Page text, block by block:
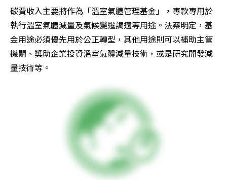
碳費收入主要將作為「溫室氣體管理基金」，專款專用於
執行溫室氣體減量及氣候變遷調適等用途。法案明定，基
金用途必須優先用於公正轉型，其他用途則可以補助主管
機關、獎助企業投資溫室氣體減量技術，或是研究開發減
量技術等。